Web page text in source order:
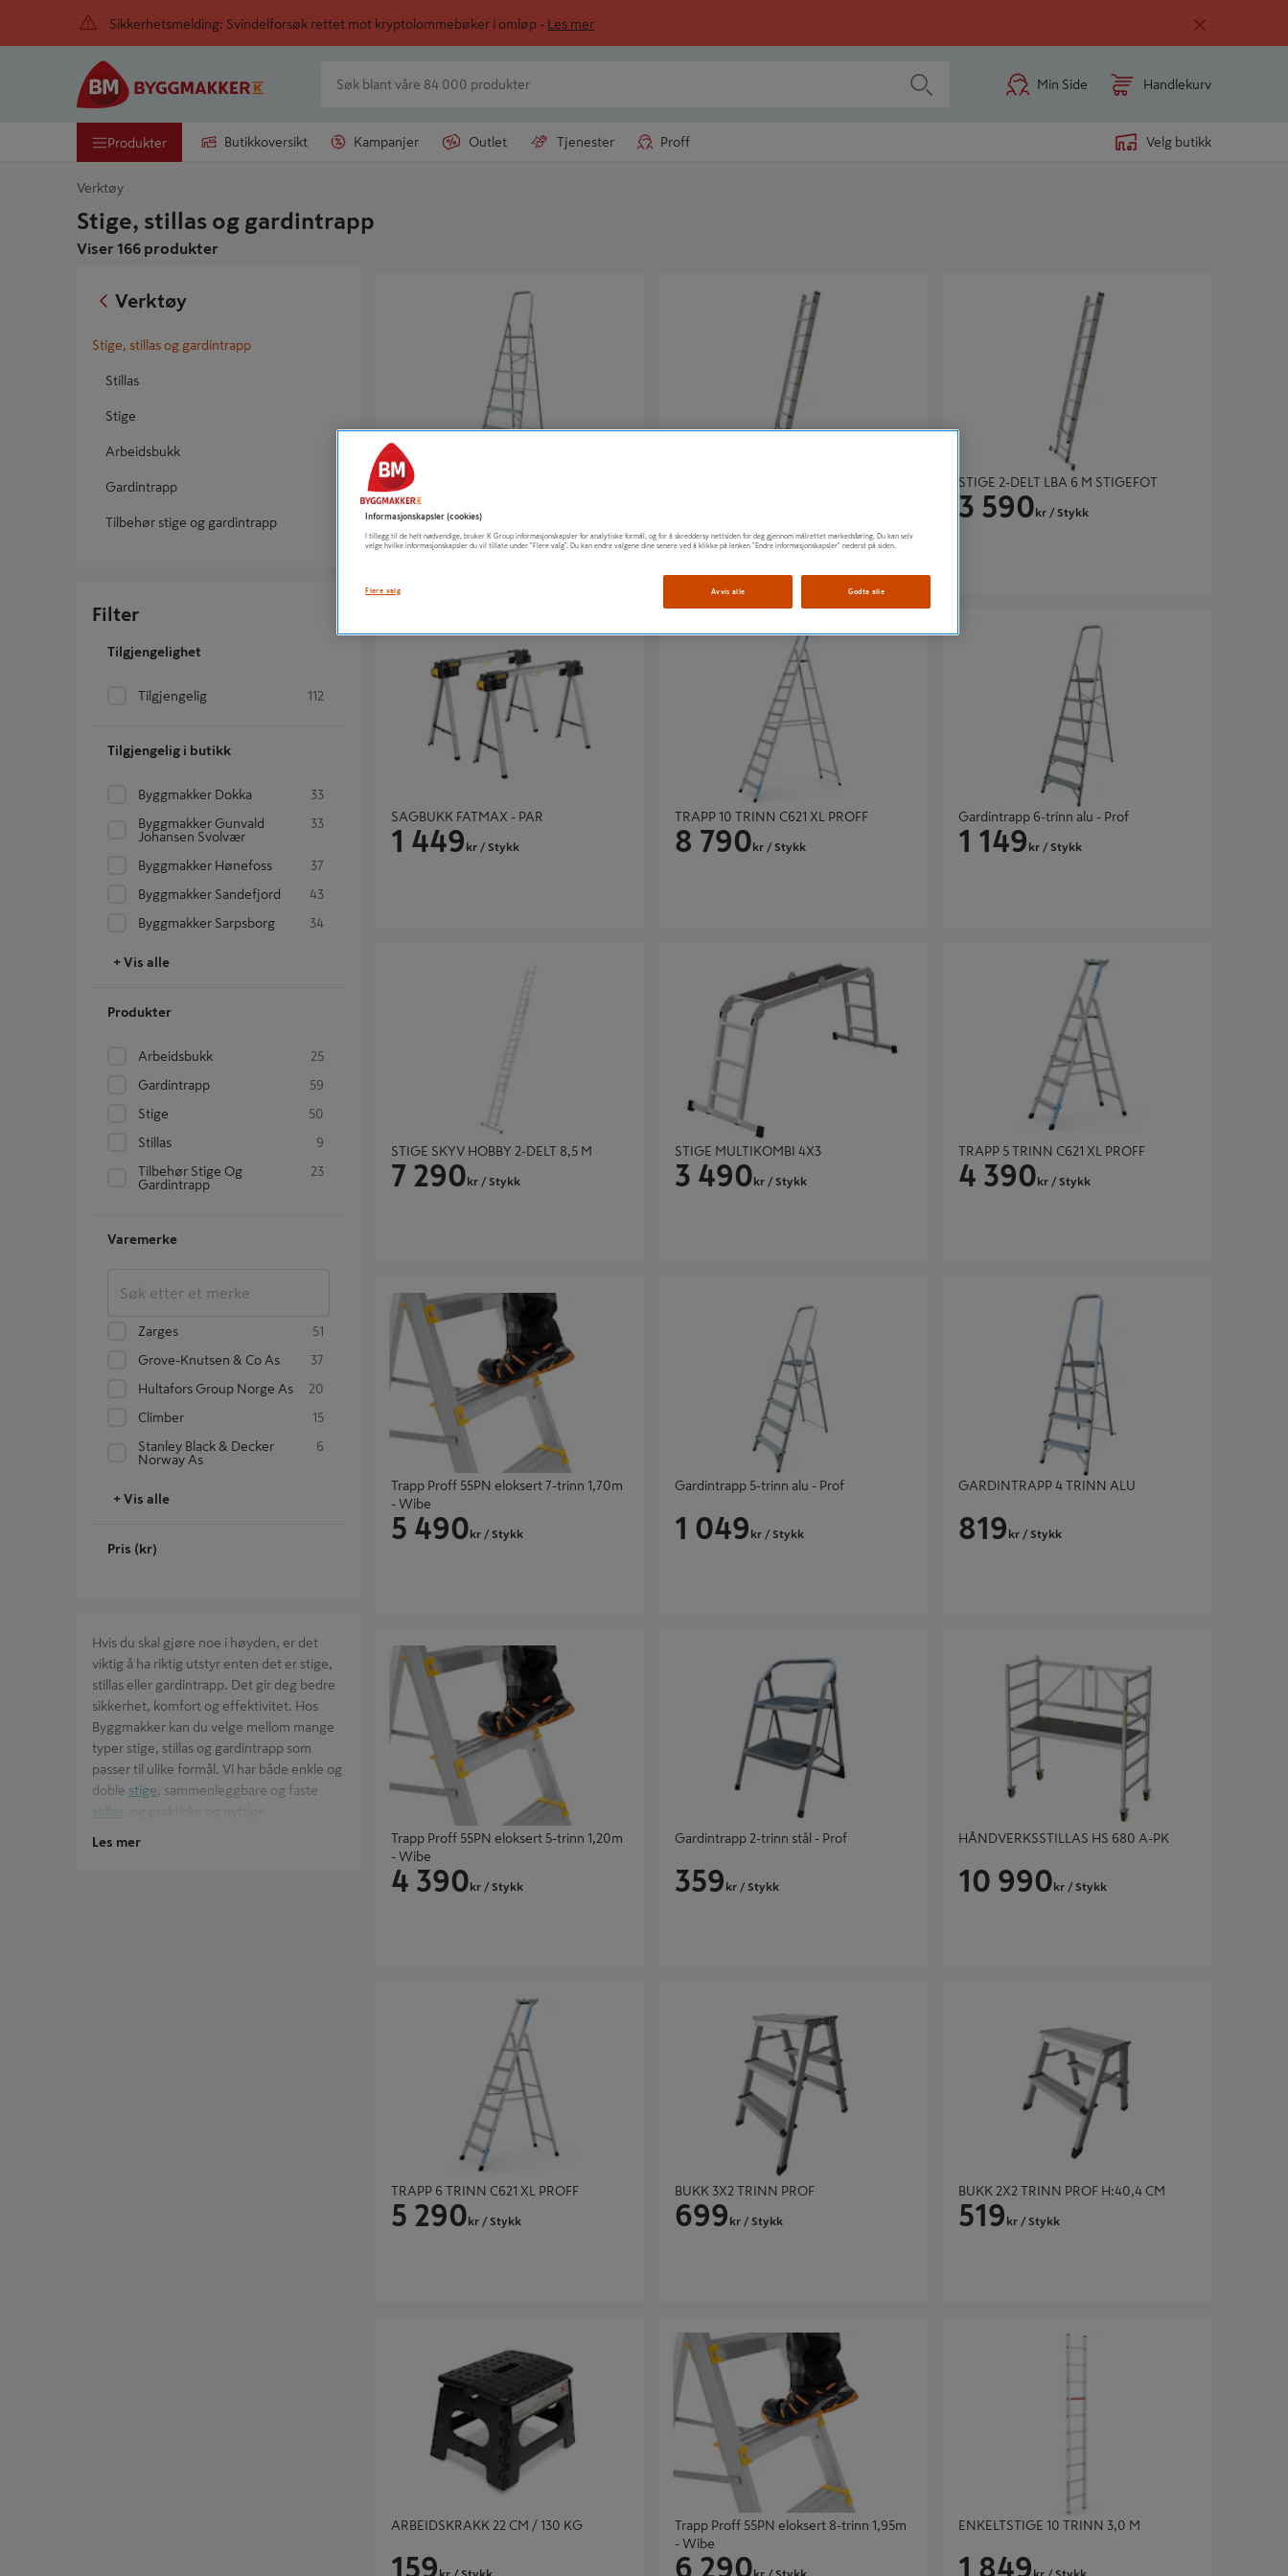
Sikkerhetsmelding: Svindelforsøk rettet mot kryptolommebøker i omløp - Les mer
Min Side Handlekurv
Produkter Butikkoversikt Kampanjer Outlet Tjenester Proff Velg butikk
Verktøy
Stige, stillas og gardintrapp
Viser 166 produkter
Verktøy
Stige, stillas og gardintrapp
Stillas
Stige
Arbeidsbukk
Gardintrapp
Tilbehør stige og gardintrapp
Filter
Tilgjengelighet
Tilgjengelig 112
Tilgjengelig i butikk
Byggmakker Dokka 33
Byggmakker Gunvald
Johansen Svolvær
33
Byggmakker Hønefoss 37
Byggmakker Sandefjord 43
Byggmakker Sarpsborg 34
+ Vis alle
Produkter
Arbeidsbukk 25
Gardintrapp 59
Stige 50
Stillas 9
Tilbehør Stige Og
Gardintrapp
23
Varemerke
Zarges 51
Grove-Knutsen & Co As 37
Hultafors Group Norge As 20
Climber 15
Stanley Black & Decker
Norway As
6
+ Vis alle
Pris (kr)
Hvis du skal gjøre noe i høyden, er det
viktig å ha riktig utstyr enten det er stige,
stillas eller gardintrapp. Det gir deg bedre
sikkerhet, komfort og effektivitet. Hos
Byggmakker kan du velge mellom mange
typer stige, stillas og gardintrapp som
passer til ulike formål. Vi har både enkle og
doble stige, sammenleggbare og faste
stillas
Les mer
GARDINTRAPP 7-TRINN ALU
1 349kr/ Stykk
STIGE 2-DELT LBA 6 M STIGEFOT
3 590 kr / Stykk
SAGBUKK FATMAX - PAR
1 449 kr / Stykk
TRAPP 10 TRINN C621 XL PROFF
8 790 kr / Stykk
Gardintrapp 6-trinn alu - Prof
1 149 kr / Stykk
STIGE SKYV HOBBY 2-DELT 8,5 M
7 290 kr / Stykk
STIGE MULTIKOMBI 4X3
3 490 kr / Stykk
TRAPP 5 TRINN C621 XL PROFF
4 390 kr / Stykk
Wibe
Trapp Proff 55PN eloksert 7-trinn 1,70m
- Wibe
5 490 kr / Stykk
Gardintrapp 5-trinn alu - Prof
1 049 kr / Stykk
GARDINTRAPP 4 TRINN ALU
819 kr / Stykk
Wibe
Trapp Proff 55PN eloksert 5-trinn 1,20m
- Wibe
4 390 kr / Stykk
Gardintrapp 2-trinn stål - Prof
359 kr / Stykk
HÅNDVERKSSTILLAS HS 680 A-PK
10 990 kr / Stykk
TRAPP 6 TRINN C621 XL PROFF
5 290 kr / Stykk
BUKK 3X2 TRINN PROF
699 kr / Stykk
BUKK 2X2 TRINN PROF H:40,4 CM
519 kr / Stykk
ARBEIDSKRAKK 22 CM / 130 KG
159
Wibe
Trapp Proff 55PN eloksert 8-trinn 1,95m
- Wibe
6 290
ENKELTSTIGE 10 TRINN 3,0 M
1 849
Informasjonskapsler (cookies)
I tillegg til de helt nødvendige, bruker K Group informasjonskapsler for analytiske formål, og for å skreddersy nettsiden for deg gjennom målrettet markedsføring. Du kan selv
velge hvilke informasjonskapsler du vil tillate under "Flere valg". Du kan endre valgene dine senere ved å klikke på lenken "Endre informasjonskapsler" nederst på siden.
Flere valg Avvis alle Godta alle